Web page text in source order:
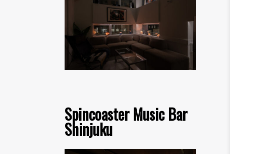
Spincoaster Music Bar
Shinjuku